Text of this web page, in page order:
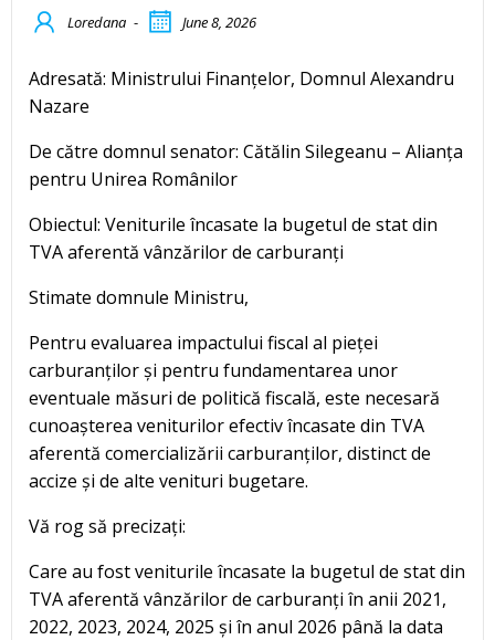
Loredana - June 8, 2026
Adresată: Ministrului Finanțelor, Domnul Alexandru
Nazare
De către domnul senator: Cătălin Silegeanu – Alianța
pentru Unirea Românilor
Obiectul: Veniturile încasate la bugetul de stat din
TVA aferentă vânzărilor de carburanți
Stimate domnule Ministru,
Pentru evaluarea impactului fiscal al pieței
carburanților și pentru fundamentarea unor
eventuale măsuri de politică fiscală, este necesară
cunoașterea veniturilor efectiv încasate din TVA
aferentă comercializării carburanților, distinct de
accize și de alte venituri bugetare.
Vă rog să precizați:
Care au fost veniturile încasate la bugetul de stat din
TVA aferentă vânzărilor de carburanți în anii 2021,
2022, 2023, 2024, 2025 și în anul 2026 până la data